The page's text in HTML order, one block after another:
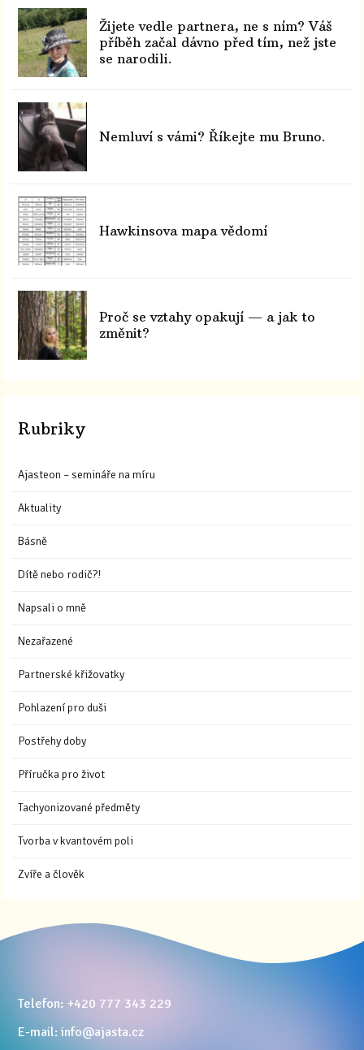
Žijete vedle partnera, ne s ním? Váš
příběh začal dávno před tím, než jste
se narodili.
Nemluví s vámi? Říkejte mu Bruno.
Hawkinsova mapa vědomí
Proč se vztahy opakují — a jak to
změnit?
Rubriky
Ajasteon – semináře na míru
Aktuality
Básně
Dítě nebo rodič?!
Napsali o mně
Nezařazené
Partnerské křižovatky
Pohlazení pro duši
Postřehy doby
Příručka pro život
Tachyonizované předměty
Tvorba v kvantovém poli
Zvíře a člověk
Telefon: +420 777 343 229
E-mail: info@ajasta.cz